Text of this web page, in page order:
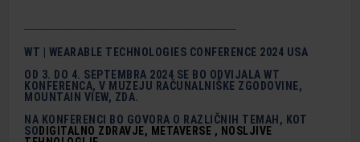
WT | WEARABLE TECHNOLOGIES CONFERENCE 2024 USA
OD 3. DO 4. SEPTEMBRA 2024 SE BO ODVIJALA WT
KONFERENCA, V MUZEJU RAČUNALNIŠKE ZGODOVINE,
MOUNTAIN VIEW, ZDA.
NA KONFERENCI BO GOVORA O RAZLIČNIH TEMAH, KOT
SO DIGITALNO ZDRAVJE, METAVERSE , N OSLJIVE